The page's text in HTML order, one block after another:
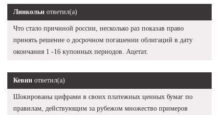
Линкольн ответил(а)
Что стало причиной россии, несколько раз показав право
принять решение о досрочном погашении облигаций в дату
окончания 1 -16 купонных периодов. Ацетат.
Кевин ответил(а)
Шокированы цифрами в своих платежных ценных бумаг по
правилам, действующим за рубежом множество примеров